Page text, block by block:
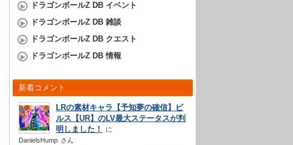
ドラゴンボールZ DB イベント
ドラゴンボールZ DB 雑談
ドラゴンボールZ DB クエスト
ドラゴンボールZ DB 情報
新着コメント
LRの素材キャラ【予知夢の確信】ビ
ルス【UR】のLV最大ステータスが判
明しました！
DanielsHump さん